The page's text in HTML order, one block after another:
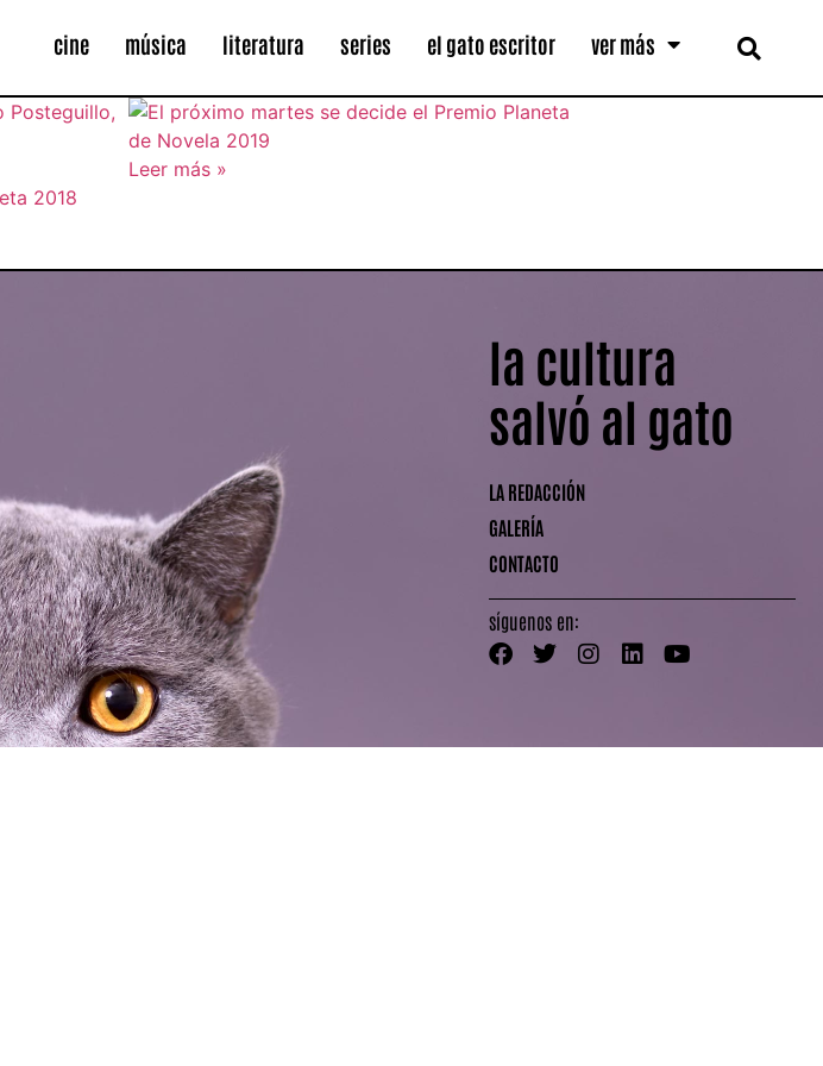
cine música literatura series el gato escritor ver más
Leer más »
la cultura
salvó al gato
LA REDACCIÓN
GALERÍA
CONTACTO
síguenos en: